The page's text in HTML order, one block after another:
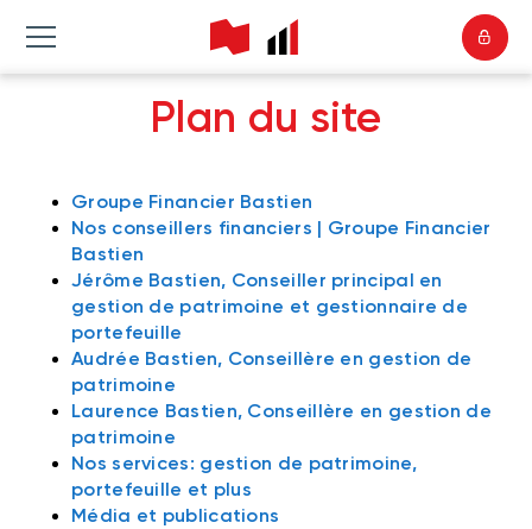
Plan du site
Groupe Financier Bastien
Nos conseillers financiers | Groupe Financier
Bastien
Jérôme Bastien, Conseiller principal en
gestion de patrimoine et gestionnaire de
portefeuille
Audrée Bastien, Conseillère en gestion de
patrimoine
Laurence Bastien, Conseillère en gestion de
patrimoine
Nos services: gestion de patrimoine,
portefeuille et plus
Média et publications